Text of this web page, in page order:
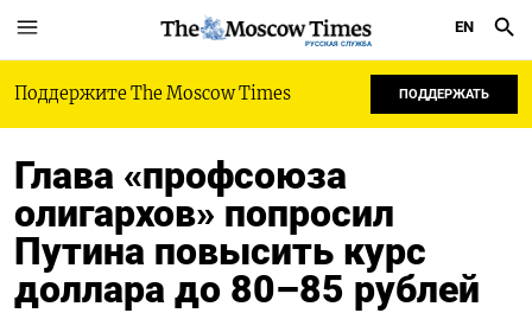
РУССКАЯ СЛУЖБА
EN
Поддержите The Moscow Times ПОДДЕРЖАТЬ
Глава «профсоюза
олигархов» попросил
Путина повысить курс
доллара до 80–85 рублей